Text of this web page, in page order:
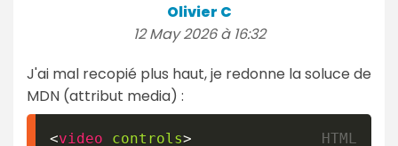
Olivier C
12 May 2026 à 16:32
J'ai mal recopié plus haut, je redonne la soluce de
MDN (attribut media) :
<video controls>